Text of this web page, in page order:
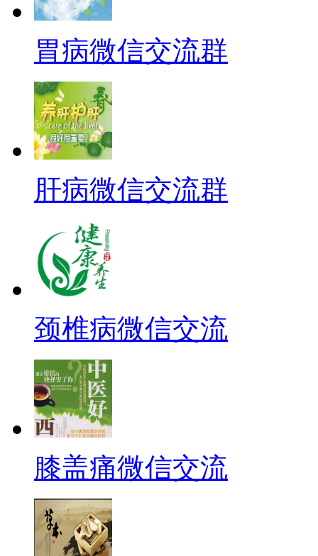
胃病微信交流群
肝病微信交流群
颈椎病微信交流
膝盖痛微信交流